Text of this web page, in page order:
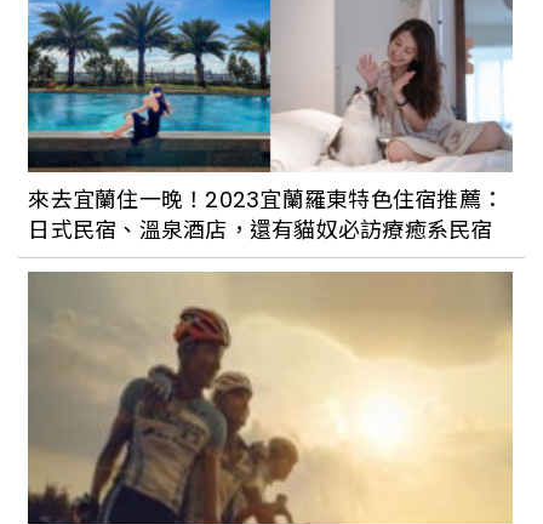
來去宜蘭住一晚！2023宜蘭羅東特色住宿推薦：
日式民宿、溫泉酒店，還有貓奴必訪療癒系民宿